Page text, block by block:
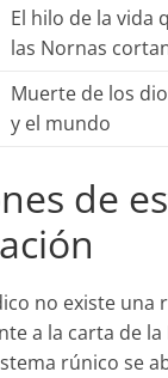
El hilo de la vida
las Nornas
Muerte de los
y el mundo
de
no existe una
a la carta de
rúnico se